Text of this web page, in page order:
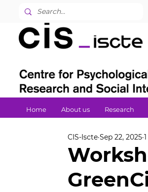
Home About us Research
CIS-Iscte Sep 22, 2025